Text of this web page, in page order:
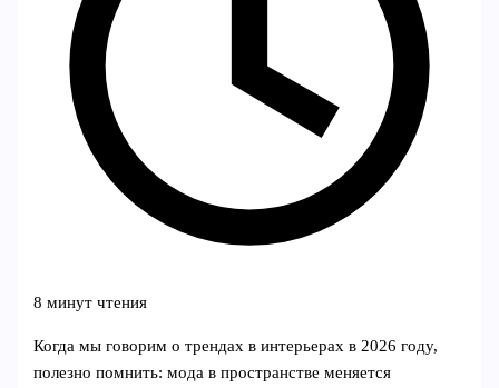
8 минут чтения
Когда мы говорим о трендах в интерьерах в 2026 году,
полезно помнить: мода в пространстве меняется